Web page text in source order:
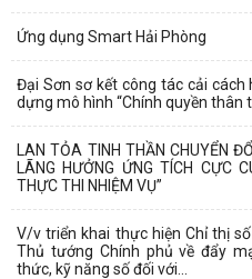
Ứng dụng Smart Hải Phòng
Đại Sơn sơ kết công tác cải cách
dựng mô hình “Chính quyền thân
LAN TỎA TINH THẦN CHUYỂN
LÃNG HƯỞNG ỨNG TÍCH CỰC
THỰC THI NHIỆM VỤ”
V/v triển khai thực hiện Chỉ thị
Thủ tướng Chính phủ về đẩy
thức, kỹ năng số đối với...